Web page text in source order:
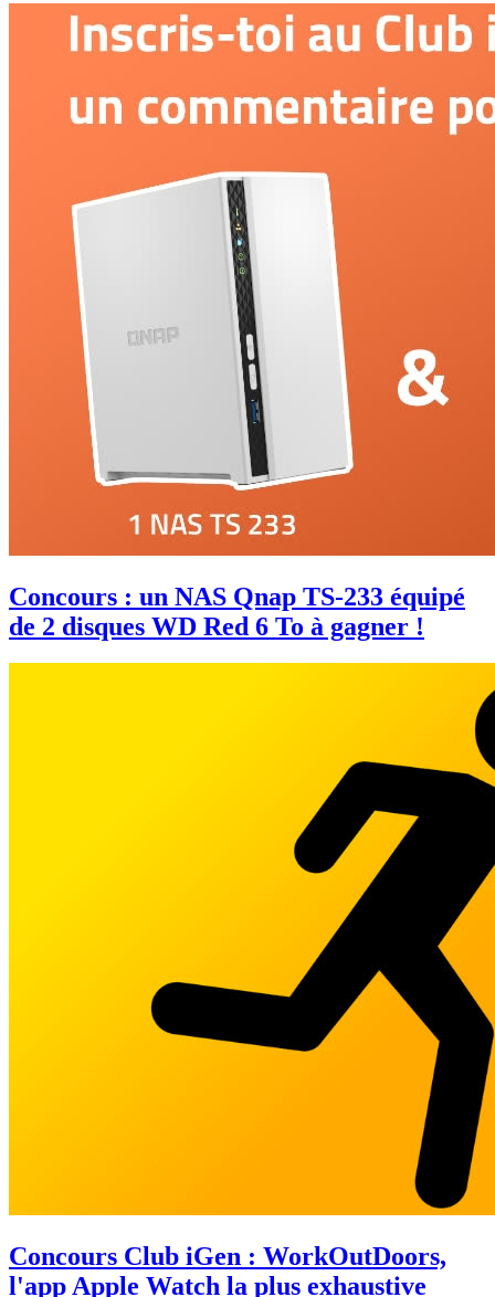
Concours : un NAS Qnap TS-233 équipé
de 2 disques WD Red 6 To à gagner !
Concours Club iGen : WorkOutDoors,
l'app Apple Watch la plus exhaustive